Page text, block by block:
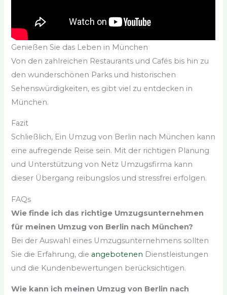
Genießen Sie das Leben in München
Von den zahlreichen Restaurants und Cafés bis hin zu
den wunderschönen Parks und historischen
Sehenswürdigkeiten, es gibt viel zu entdecken in
München.
Fazit
Schließlich, Ein Umzug von Berlin nach München kann
eine aufregende Reise sein. Mit der richtigen Planung
und Unterstützung von Netz Umzugsfirma kann
dieser Übergang reibungslos und stressfrei erfolgen.
FAQs
Wie finde ich das richtige Umzugsunternehmen
für meinen Umzug von Berlin nach München?
Bei der Auswahl eines Umzugsunternehmens sollten
Sie die Erfahrung, die angebotenen Dienstleistungen
und die Kundenbewertungen berücksichtigen.
Wie kann ich meinen Umzug von Berlin nach